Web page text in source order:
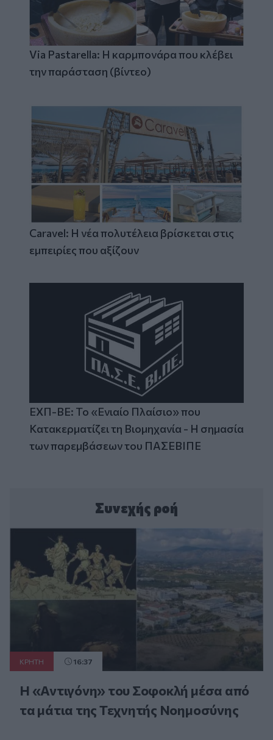
Via Pastarella: Η καρμπονάρα που κλέβει
την παράσταση (βίντεο)
Caravel: Η νέα πολυτέλεια βρίσκεται στις
εμπειρίες που αξίζουν
ΕΧΠ-ΒΕ: Το «Ενιαίο Πλαίσιο» που
Κατακερματίζει τη Βιομηχανία - Η σημασία
των παρεμβάσεων του ΠΑΣΕΒΙΠΕ
Συνεχής ροή
ΚΡΗΤΗ 16:37
Η «Αντιγόνη» του Σοφοκλή μέσα από
τα μάτια της Τεχνητής Νοημοσύνης